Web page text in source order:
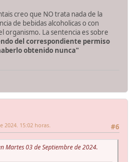
creo que NO trata nada de la
de bebidas alcoholicas o con
organismo. La sentencia es sobre
del correspondiente permiso
obtenido nunca"
#6
2024. 15:02 horas.
Martes 03 de Septiembre de 2024.